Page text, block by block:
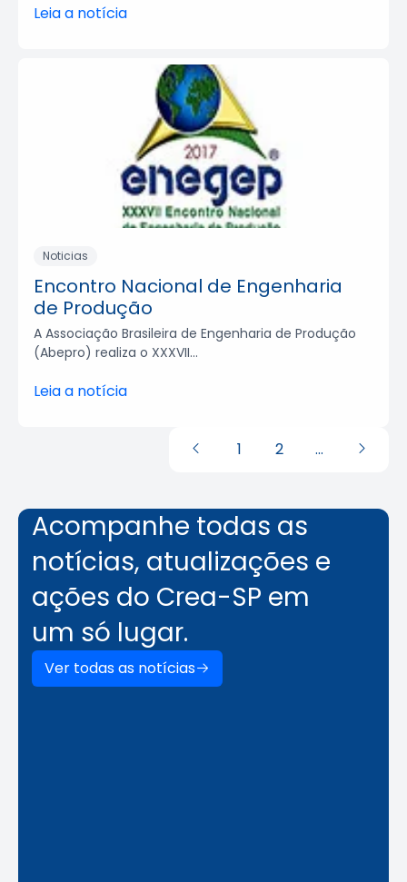
Leia a notícia
Noticias
Encontro Nacional de Engenharia
de Produção
A Associação Brasileira de Engenharia de Produção
(Abepro) realiza o XXXVII...
Leia a notícia
1 2 …
Acompanhe todas as
notícias, atualizações e
ações do Crea-SP em
um só lugar.
Ver todas as notícias